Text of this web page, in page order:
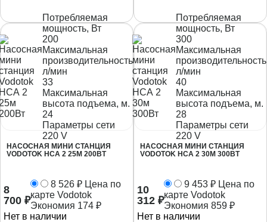
Потребляемая
мощность, Вт
200
Максимальная
производительность,
л/мин
33
Максимальная
высота подъема, м.
24
Параметры сети
220 V
НАСОСНАЯ МИНИ СТАНЦИЯ
VODOTOK НСА 2 25М 200ВТ
8
700 ₽
8 526 ₽ Цена по
карте Vodotok
Экономия 174 ₽
Нет в наличии
Потребляемая
мощность, Вт
300
Максимальная
л/мин
40
Максимальная
высота подъема, м.
28
Параметры сети
220 V
НАСОСНАЯ МИНИ СТАНЦИЯ
VODOTOK НСА 2 30М 300ВТ
10
312 ₽
9 453 ₽ Цена по
карте Vodotok
Экономия 859 ₽
Нет в наличии